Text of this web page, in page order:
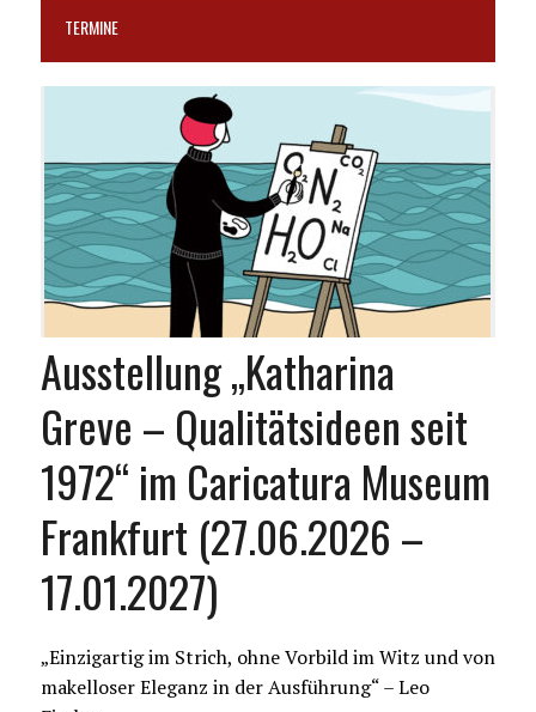
TERMINE
Ausstellung „Katharina
Greve – Qualitätsideen seit
1972“ im Caricatura Museum
Frankfurt (27.06.2026 –
17.01.2027)
„Einzigartig im Strich, ohne Vorbild im Witz und von
makelloser Eleganz in der Ausführung“ – Leo